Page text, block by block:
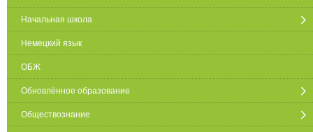
Начальная школа
Немецкий язык
ОБЖ
Обновлённое образование
Обществознание